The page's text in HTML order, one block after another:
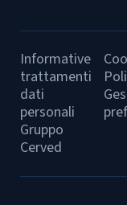
Informative
trattamenti
dati
personali
Gruppo
Cerved